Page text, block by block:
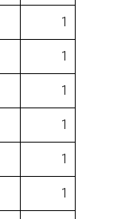
1
1
1
1
1
1